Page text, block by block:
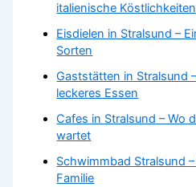
italienische Köstlichkeiten
Eisdielen in Stralsund –
Sorten
Gaststätten in Stralsund
leckeres Essen
Cafes in Stralsund – Wo
wartet
Schwimmbad Stralsund
Familie